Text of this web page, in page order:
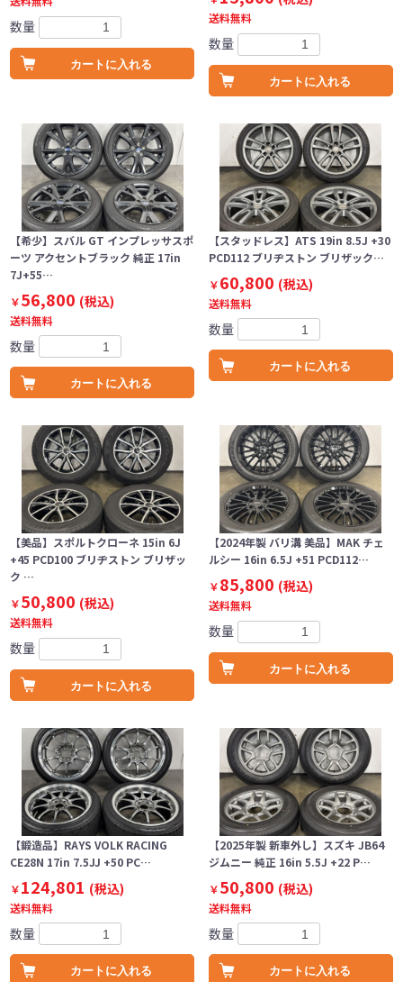
数量
カートに入れる
送料無料
数量
カートに入れる
【希少】スバル GT インプレッサスポ
ーツ アクセントブラック 純正 17in
7J+55…
￥56,800 (税込)
送料無料
数量
カートに入れる
【スタッドレス】ATS 19in 8.5J +30
PCD112 ブリヂストン ブリザック…
￥60,800 (税込)
送料無料
数量
カートに入れる
【美品】スポルトクローネ 15in 6J
+45 PCD100 ブリヂストン ブリザッ
ク …
￥50,800 (税込)
送料無料
数量
カートに入れる
【2024年製 バリ溝 美品】MAK チェ
ルシー 16in 6.5J +51 PCD112…
￥85,800 (税込)
送料無料
数量
カートに入れる
【鍛造品】RAYS VOLK RACING
CE28N 17in 7.5JJ +50 PC…
￥124,801 (税込)
送料無料
数量
カートに入れる
【2025年製 新車外し】スズキ JB64
ジムニー 純正 16in 5.5J +22 P…
￥50,800 (税込)
送料無料
数量
カートに入れる